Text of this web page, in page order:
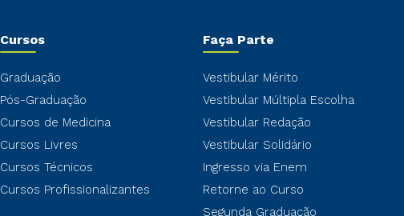
Cursos
Graduação
Pós-Graduação
Cursos de Medicina
Cursos Livres
Cursos Técnicos
Cursos Profissionalizantes
Faça Parte
Vestibular Mérito
Vestibular Múltipla Escolha
Vestibular Redação
Vestibular Solidário
Ingresso via Enem
Retorne ao Curso
Segunda Graduação